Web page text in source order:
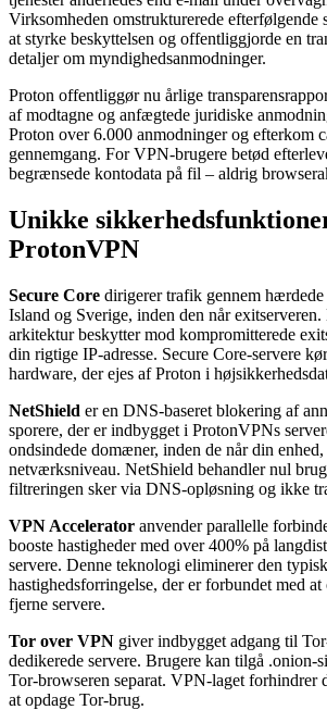
Virksomheden omstrukturerede efterfølgende
at styrke beskyttelsen og offentliggjorde en
detaljer om myndighedsanmodninger.
Proton offentliggør nu årlige
af modtagne og anfægtede juridiske
Proton over 6.000 anmodninger og efterkom
gennemgang. For VPN-brugere betød
begrænsede kontodata på fil – aldrig
Unikke
ProtonVPN
Secure Core dirigerer trafik gennem
Island og Sverige, inden den når
arkitektur beskytter mod kompromitterede
din rigtige IP-adresse. Secure Core-servere
hardware, der ejes af Proton i
NetShield er en DNS-baseret blokering af
sporere, der er indbygget i ProtonVPNs
ondsindede domæner, inden de når din
netværksniveau. NetShield behandler nul
filtreringen sker via DNS-opløsning og ikke
VPN Accelerator anvender parallelle
booste hastigheder med over 400% på
servere. Denne teknologi eliminerer den
hastighedsforringelse, der er forbundet med
fjerne servere.
Tor over VPN giver indbygget adgang til
dedikerede servere. Brugere kan tilgå .onion-
Tor-browseren separat. VPN-laget forhindrer
at opdage Tor-brug.